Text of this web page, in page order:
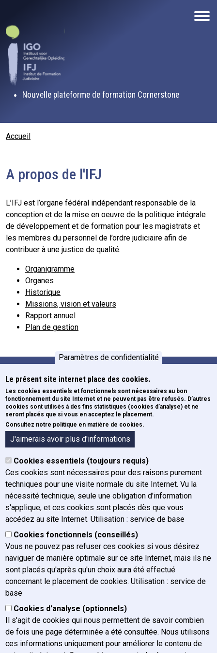
Paramètres de confidentialité
Le présent site internet place des cookies.
Les cookies essentiels et fonctionnels sont nécessaires au bon
fonctionnement du site Internet et ne peuvent pas être refusés. D’autres
cookies sont utilisés à des fins statistiques (cookies d’analyse) et ne
seront placés que si vous en acceptez le placement.
Consultez notre politique en matière de cookies.
J'aimerais avoir plus d'informations
Cookies essentiels (toujours requis)
Ces cookies sont nécessaires pour des raisons purement
techniques pour une visite normale du site Internet. Vu la
nécessité technique, seule une obligation d'information
s'applique, et ces cookies sont placés dès que vous
accédez au site Internet. Utilisation : service de base
Cookies fonctionnels (conseillés)
Vous ne pouvez pas refuser ces cookies si vous désirez
naviguer de manière optimale sur ce site Internet, mais ils ne
sont placés qu'après qu'un choix aura été effectué
concernant le placement de cookies. Utilisation : service de
base
Cookies d'analyse (optionnels)
Il s'agit de cookies qui nous permettent de savoir combien
de fois une page déterminée a été consultée. Nous utilisons
ces informations uniquement pour améliorer le contenu de
Nouvelle plateforme de formation Cornerstone
Fil d'Ariane
Accueil
A propos de l'IFJ
L’IFJ est l’organe fédéral indépendant responsable de la
conception et de la mise en oeuvre de la politique intégrale
de développement et de formation pour les magistrats et
les membres du personnel de l’ordre judiciaire afin de
contribuer à une justice de qualité.
Organigramme
Organes
Historique
Missions, vision et valeurs
Rapport annuel
Plan de gestion
Pied de page
Formations
Newsletters
ECE
Formulaires
A propos de l'IFJ
Organigramme
Organes
Historique
Mission, vision et valeurs
Rapport annuel
Plan de gestion
Actualités
Postes vacants
FAQ / Contact
Nous contacter
Nous atteindre
Presse
Plaintes
Confidentialité des courriels